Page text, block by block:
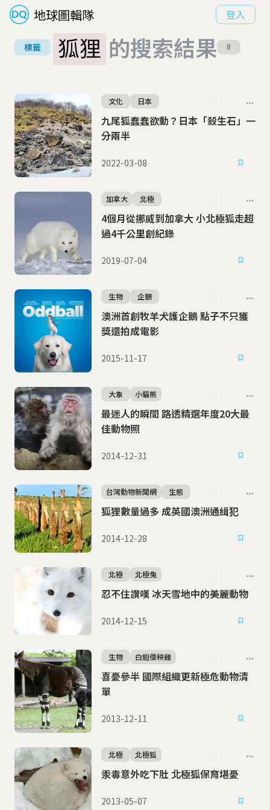
地球圖輯隊 登入
標籤 狐狸 的搜索結果 8
九尾狐蠢蠢欲動？日本「殺生石」一
分兩半
文化 日本
2022-03-08
4個月從挪威到加拿大 小北極狐走超
過4千公里創紀錄
加拿大 北極
2019-07-04
澳洲首創牧羊犬護企鵝 點子不只獲
獎還拍成電影
生物 企鵝
2015-11-17
最迷人的瞬間 路透精選年度20大最
佳動物照
大象 小貓熊
2014-12-31
狐狸數量過多 成英國澳洲通緝犯
台灣動物新聞網 生態
2014-12-28
忍不住讚嘆 冰天雪地中的美麗動物
北極 北極兔
2014-12-15
喜憂參半 國際組織更新極危動物清
單
生物 白翅倭秧雞
2013-12-11
汞毒意外吃下肚 北極狐保育堪憂
北極 北極狐
2013-05-07